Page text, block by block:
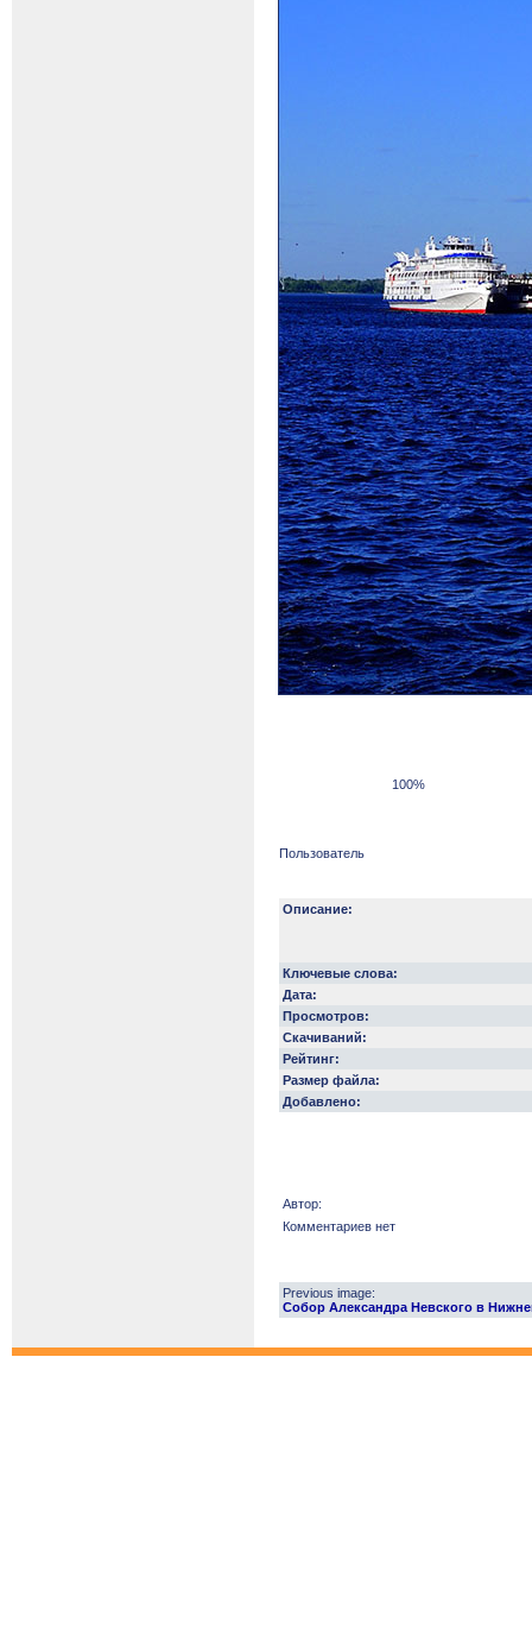
100%
Пользователь
Описание:
Ключевые слова:
Дата:
Просмотров:
Скачиваний:
Рейтинг:
Размер файла:
Добавлено:
Автор:
Комментариев нет
Previous image:
Собор Александра Невского в